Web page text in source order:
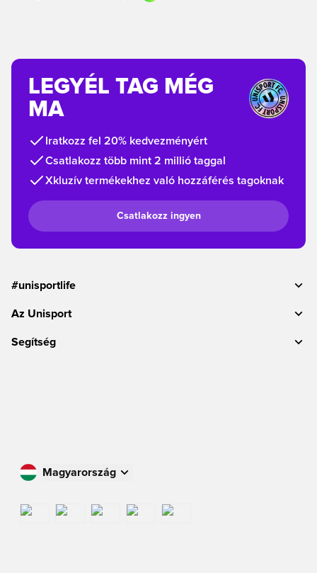
LEGYÉL TAG MÉG
MA
Iratkozz fel 20% kedvezményért
Csatlakozz több mint 2 millió taggal
Xkluzív termékekhez való hozzáférés tagoknak
Csatlakozz ingyen
#unisportlife
Az Unisport
Segítség
Magyarország